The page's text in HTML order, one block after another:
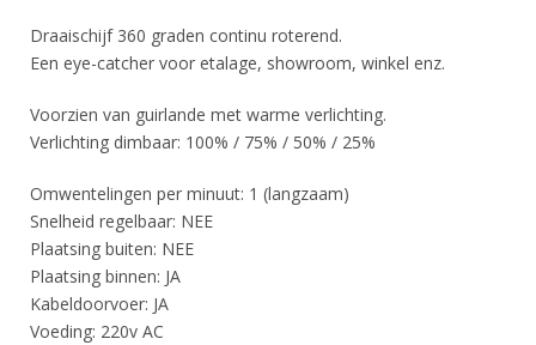
Draaischijf 360 graden continu roterend.
Een eye-catcher voor etalage, showroom, winkel enz.
Voorzien van guirlande met warme verlichting.
Verlichting dimbaar: 100% / 75% / 50% / 25%
Omwentelingen per minuut: 1 (langzaam)
Snelheid regelbaar: NEE
Plaatsing buiten: NEE
Plaatsing binnen: JA
Kabeldoorvoer: JA
Voeding: 220v AC